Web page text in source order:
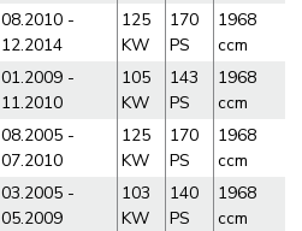
08.2010 -
12.2014
125
KW
170
PS
1968
ccm
01.2009 -
11.2010
105
KW
143
PS
1968
ccm
08.2005 -
07.2010
125
KW
170
PS
1968
ccm
03.2005 -
05.2009
103
KW
140
PS
1968
ccm